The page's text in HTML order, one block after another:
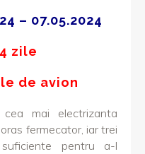
– 07.05.2024
zile
de avion
mai electrizanta
fermecator, iar trei
pentru a-l